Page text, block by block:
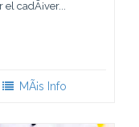
cadÃ¡ver...
MÃ¡s Info